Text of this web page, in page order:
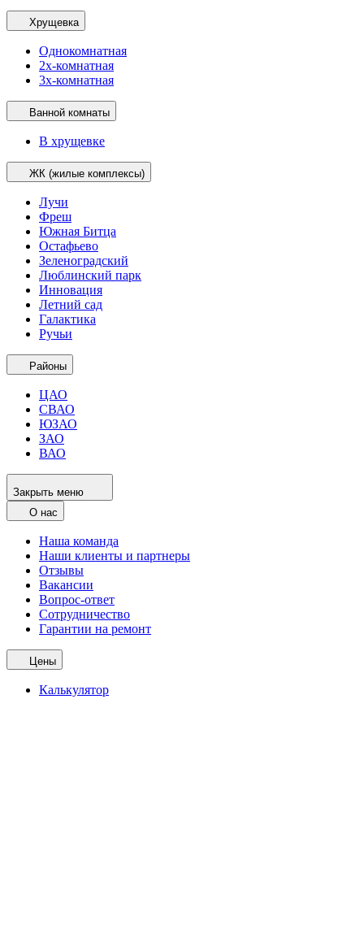
Хрущевка
Однокомнатная
2х-комнатная
3х-комнатная
Ванной комнаты
В хрущевке
ЖК (жилые комплексы)
Лучи
Фреш
Южная Битца
Остафьево
Зеленоградский
Люблинский парк
Инновация
Летний сад
Галактика
Ручьи
Районы
ЦАО
СВАО
ЮЗАО
ЗАО
ВАО
Закрыть меню
О нас
Наша команда
Наши клиенты и партнеры
Отзывы
Вакансии
Вопрос-ответ
Сотрудничество
Гарантии на ремонт
Цены
Калькулятор